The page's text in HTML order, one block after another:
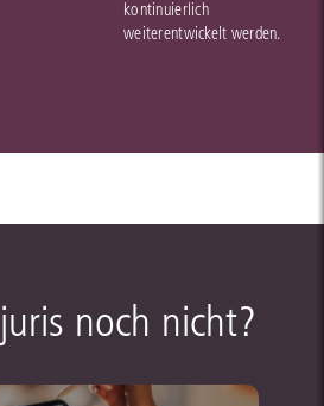
kontinuierlich
weiterentwickelt werden.
noch nicht?